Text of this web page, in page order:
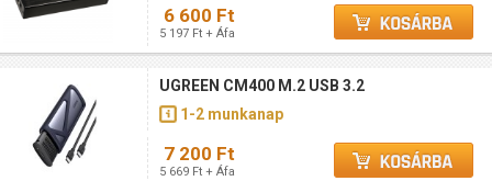
6 600 Ft
5 197 Ft + Áfa
UGREEN CM400 M.2 USB 3.2
1-2 munkanap
7 200 Ft
5 669 Ft + Áfa